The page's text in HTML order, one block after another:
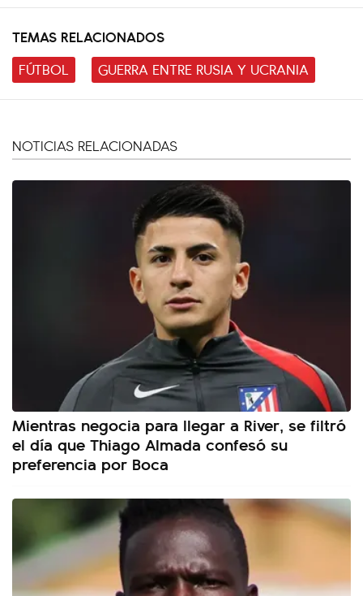
TEMAS RELACIONADOS
FÚTBOL
GUERRA ENTRE RUSIA Y UCRANIA
NOTICIAS RELACIONADAS
Mientras negocia para llegar a River, se filtró
el día que Thiago Almada confesó su
preferencia por Boca